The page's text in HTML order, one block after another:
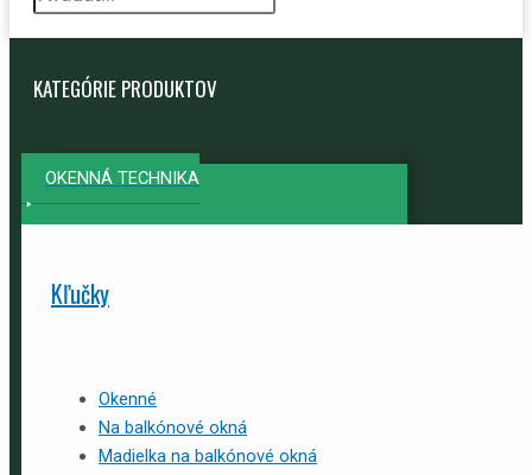
KATEGÓRIE PRODUKTOV
OKENNÁ TECHNIKA
Kľučky
Okenné
Na balkónové okná
Madielka na balkónové okná